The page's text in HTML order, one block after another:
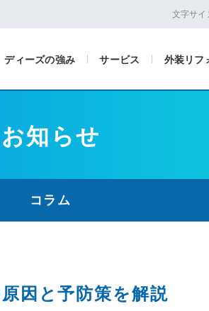
文字サイ
ディーズの強み サービス 外装リフ
お知らせ
コラム
因と予防策を解説